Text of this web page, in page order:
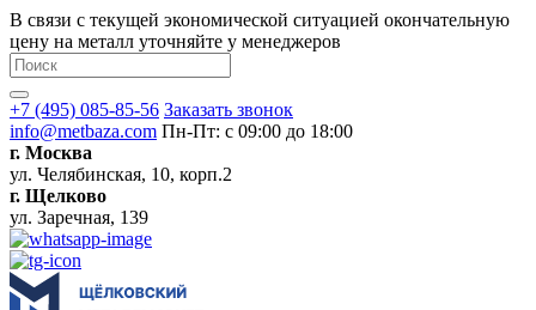
В связи с текущей экономической ситуацией окончательную
цену на металл уточняйте у менеджеров
+7 (495) 085-85-56 Заказать звонок
info@metbaza.com Пн-Пт: с 09:00 до 18:00
г. Москва
ул. Челябинская, 10, корп.2
г. Щелково
ул. Заречная, 139